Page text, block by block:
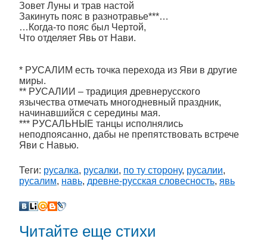
Зовет Луны и трав настой
Закинуть пояс в разнотравье***…
…Когда-то пояс был Чертой,
Что отделяет Явь от Нави.
* РУСАЛИМ есть точка перехода из Яви в другие
миры.
** РУСАЛИИ – традиция древнерусского
язычества отмечать многодневный праздник,
начинавшийся с середины мая.
*** РУСАЛЬНЫЕ танцы исполнялись
неподпоясанно, дабы не препятствовать встрече
Яви с Навью.
Теги: русалка, русалки, по ту сторону, русалии,
русалим, навь, древне-русская словесность, явь
Читайте еще стихи